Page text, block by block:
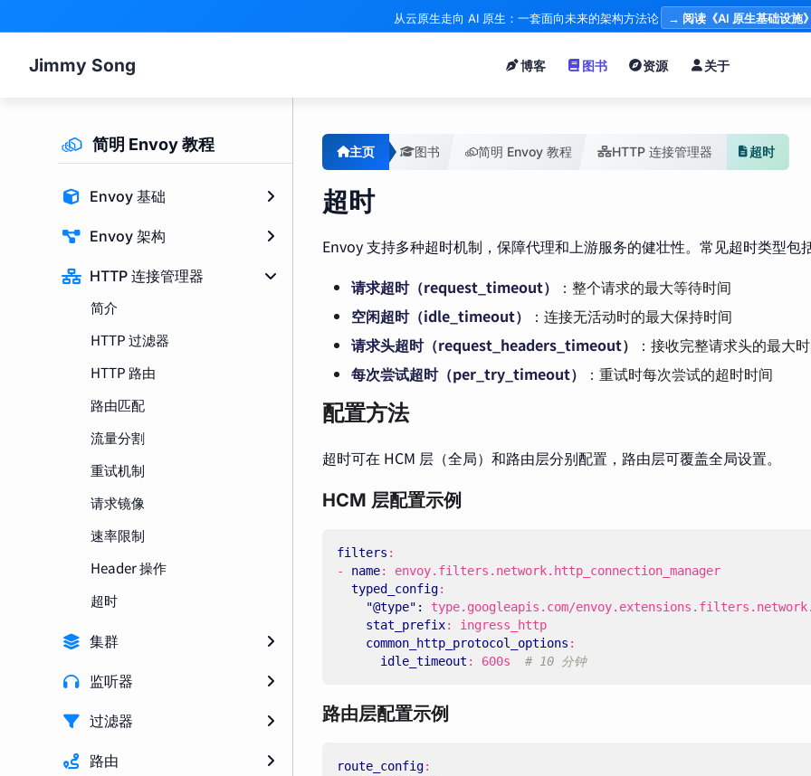
从云原生走向 AI 原生：一套面向未来的架构方法论 → 阅读《AI 原生基础设施》
Jimmy Song 博客 图书 资源 关于
简明 Envoy 教程
Envoy 基础
Envoy 架构
HTTP 连接管理器
简介
HTTP 过滤器
HTTP 路由
路由匹配
流量分割
重试机制
请求镜像
速率限制
Header 操作
超时
集群
监听器
过滤器
路由
主页 图书 简明 Envoy 教程 HTTP 连接管理器 超时
超时
Envoy 支持多种超时机制，保障代理和上游服务的健壮性。常见超时类型包
请求超时（request_timeout）
：整个请求的最大等待时间
空闲超时（idle_timeout）
：连接无活动时的最大保持时间
请求头超时（request_headers_timeout）
：接收完整请求头的最大
每次尝试超时（per_try_timeout）
：重试时每次尝试的超时时间
配置方法
超时可在 HCM 层（全局）和路由层分别配置，路由层可覆盖全局设置。
HCM 层配置示例
filters :
- name:
envoy.filters.network.http_connection_manager
typed_config:
"@type": type.googleapis.com/
stat_prefix:
ingress_http
common_http_protocol_options :
idle_timeout : 600s # 10 分钟
路由层配置示例
route_config: